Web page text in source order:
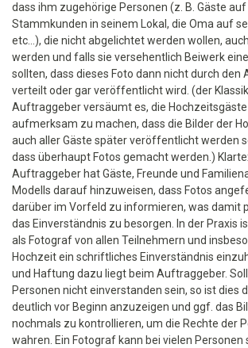
dass ihm zugehörige Personen (z. B. Gäste
Stammkunden in seinem Lokal, die Oma auf
etc...), die nicht abgelichtet werden wollen,
werden und falls sie versehentlich Beiwerk
sollten, dass dieses Foto dann nicht durch den
verteilt oder gar veröffentlicht wird. (der
Auftraggeber versäumt es, die
aufmerksam zu machen, dass die Bilder der
auch aller Gäste später veröffentlicht werden
dass überhaupt Fotos gemacht werden.)
Auftraggeber hat Gäste, Freunde und
Modells darauf hinzuweisen, dass Fotos
darüber im Vorfeld zu informieren, was damit
das Einverständnis zu besorgen. In der Praxis
als Fotograf von allen Teilnehmern und
Hochzeit ein schriftliches Einverständnis
und Haftung dazu liegt beim Auftraggeber.
Personen nicht einverstanden sein, so ist dies
deutlich vor Beginn anzuzeigen und ggf. das
nochmals zu kontrollieren, um die Rechte der
wahren. Ein Fotograf kann bei vielen Personen